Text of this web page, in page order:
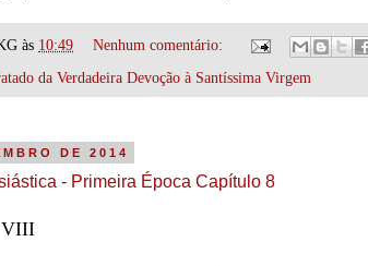
às 10:49
Nenhum comentário:
da Verdadeira Devoção à Santíssima Virgem
DE 2014
- Primeira Época Capítulo 8
VIII